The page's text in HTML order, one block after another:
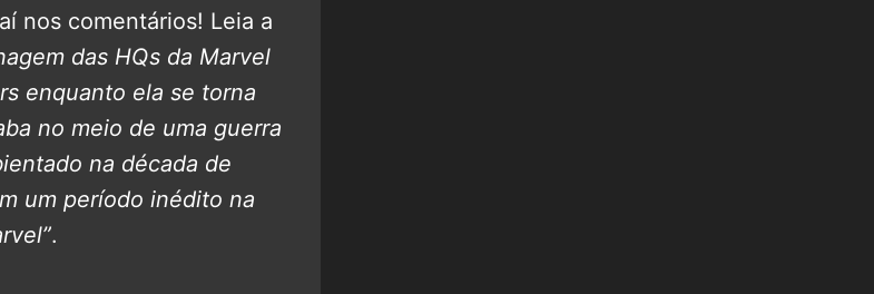
nos comentários! Leia a
das HQs da Marvel
enquanto ela se torna
no meio de uma guerra
na década de
um período inédito na
.